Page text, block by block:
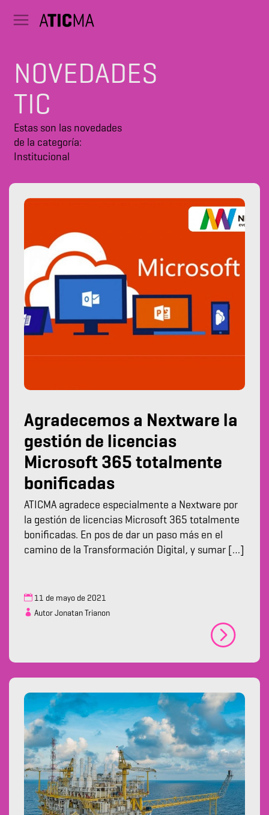
NOVEDADES
TIC
Estas son las novedades
de la categoría:
Institucional
Agradecemos a Nextware la
gestión de licencias
Microsoft 365 totalmente
bonificadas
ATICMA agradece especialmente a Nextware por
la gestión de licencias Microsoft 365 totalmente
bonificadas. En pos de dar un paso más en el
camino de la Transformación Digital, y sumar […]
11 de mayo de 2021
Autor Jonatan Trianon